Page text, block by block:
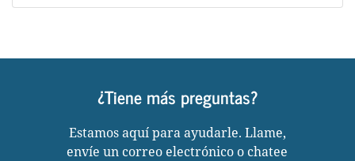
¿Tiene más preguntas?
Estamos aquí para ayudarle. Llame,
envíe un correo electrónico o chatee